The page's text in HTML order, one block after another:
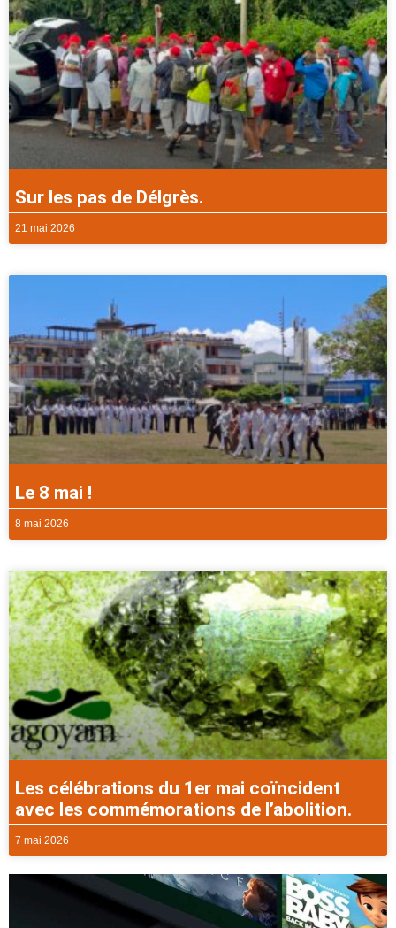
Sur les pas de Délgrès.
21 mai 2026
Le 8 mai !
8 mai 2026
Les célébrations du 1er mai coïncident
avec les commémorations de l’abolition.
7 mai 2026